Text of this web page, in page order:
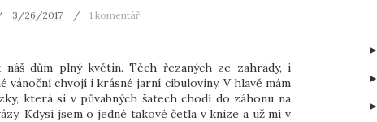
3/26/2017 1 komentář
dům plný květin. Těch řezaných ze zahrady, i
vánoční chvojí i krásné jarní cibuloviny. V hlavě mám
která si v půvabných šatech chodí do záhonu na
Kdysi jsem o jedné takové četla v knize a už mi v